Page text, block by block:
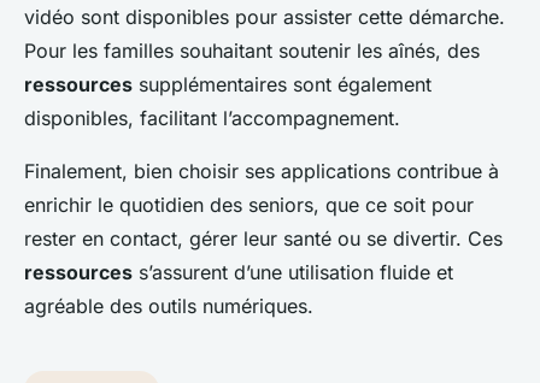
vidéo sont disponibles pour assister cette démarche.
Pour les familles souhaitant soutenir les aînés, des
ressources supplémentaires sont également
disponibles, facilitant l’accompagnement.
Finalement, bien choisir ses applications contribue à
enrichir le quotidien des seniors, que ce soit pour
rester en contact, gérer leur santé ou se divertir. Ces
ressources s’assurent d’une utilisation fluide et
agréable des outils numériques.